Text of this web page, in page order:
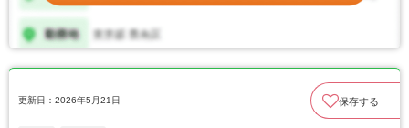
更新日：2026年5月21日 保存する